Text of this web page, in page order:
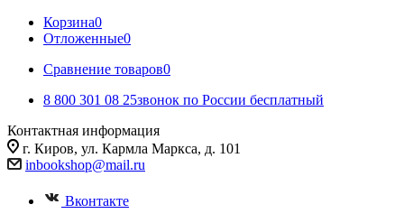
Корзина0
Отложенные0
Сравнение товаров0
8 800 301 08 25звонок по России бесплатный
Контактная информация
г. Киров, ул. Кармла Маркса, д. 101
inbookshop@mail.ru
Вконтакте